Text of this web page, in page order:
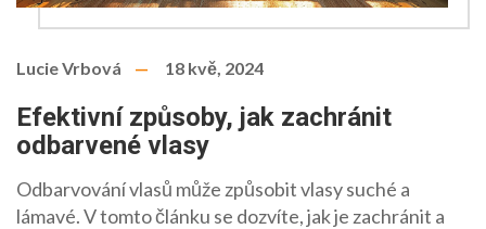
Lucie Vrbová 18 kvě, 2024
Efektivní způsoby, jak zachránit
odbarvené vlasy
Odbarvování vlasů může způsobit vlasy suché a
lámavé. V tomto článku se dozvíte, jak je zachránit a